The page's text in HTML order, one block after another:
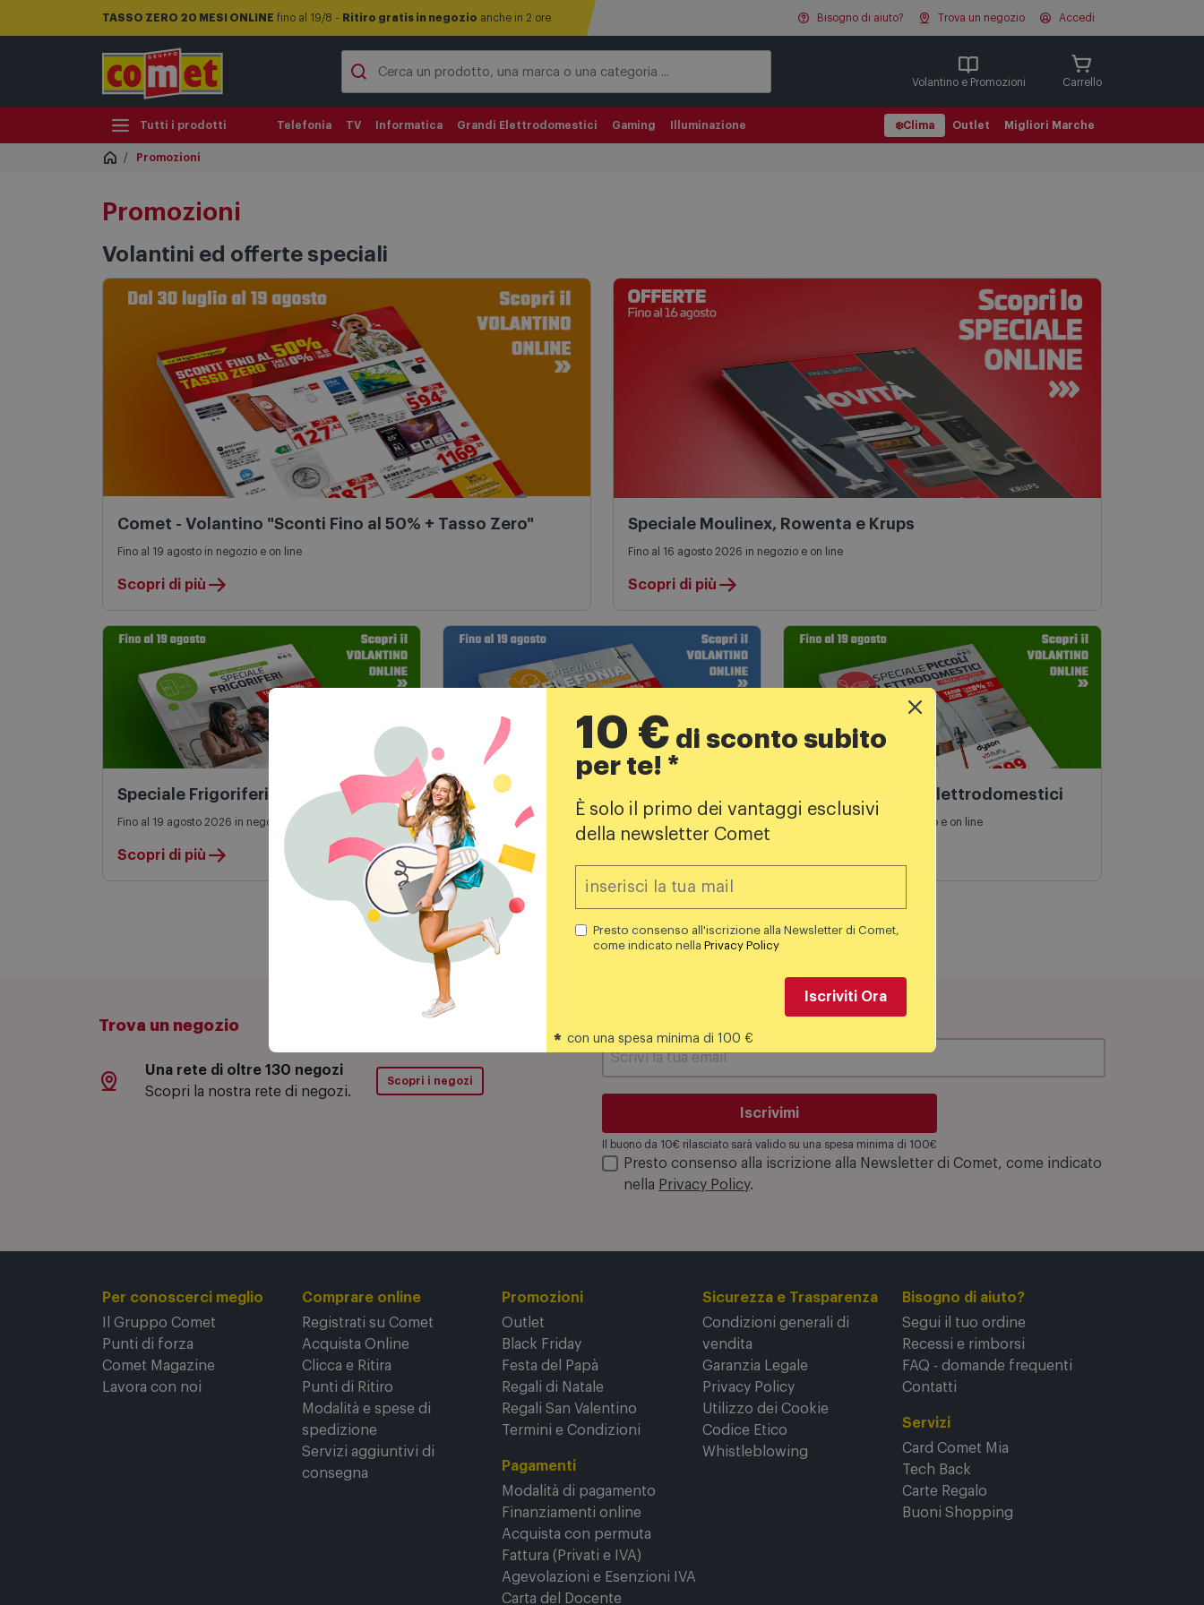
TASSO ZERO 20 MESI ONLINE fino al 19/8 - Ritiro gratis in negozio anche in 2 ore Bisogno di aiuto? Trova un negozio Accedi
Volantino e Promozioni Carrello
Tutti i prodotti Telefonia TV Informatica Grandi Elettrodomestici Gaming Illuminazione ❄️Clima Outlet Migliori Marche
Promozioni
Promozioni
Volantini ed offerte speciali
Comet - Volantino "Sconti Fino al 50% + Tasso Zero"
Fino al 19 agosto in negozio e on line
Scopri di più
Speciale Moulinex, Rowenta e Krups
Fino al 16 agosto 2026 in negozio e on line
Scopri di più
Speciale Frigoriferi
Fino al 19 agosto 2026 in negozio e on line
Scopri di più
Speciale Telefonia
Fino al 19 agosto in negozio e on line
Scopri di più
Speciale Piccoli Elettrodomestici
Fino al 19 agosto in negozio e on line
Mostra altre promozioni
Trova un negozio
Una rete di oltre 130 negozi
Scopri la nostra rete di negozi.
Scopri i negozi
Iscrivimi
Il buono da 10€ rilasciato sarà valido su una spesa minima di 100€
Presto consenso alla iscrizione alla Newsletter di Comet, come indicato
nella Privacy Policy.
Per conoscerci meglio
Il Gruppo Comet
Punti di forza
Comet Magazine
Lavora con noi
Comprare online
Registrati su Comet
Acquista Online
Clicca e Ritira
Punti di Ritiro
Modalità e spese di
spedizione
Servizi aggiuntivi di
consegna
Promozioni
Outlet
Black Friday
Festa del Papà
Regali di Natale
Regali San Valentino
Termini e Condizioni
Pagamenti
Modalità di pagamento
Finanziamenti online
Acquista con permuta
Fattura (Privati e IVA)
Agevolazioni e Esenzioni IVA
Carta del Docente
Sicurezza e Trasparenza
Condizioni generali di
vendita
Garanzia Legale
Privacy Policy
Utilizzo dei Cookie
Codice Etico
Whistleblowing
Bisogno di aiuto?
Segui il tuo ordine
Recessi e rimborsi
FAQ - domande frequenti
Contatti
Servizi
Card Comet Mia
Tech Back
Carte Regalo
Buoni Shopping
10 € di sconto subito
per te! *
È solo il primo dei vantaggi esclusivi
della newsletter Comet
Presto consenso all'iscrizione alla Newsletter di Comet,
come indicato nella Privacy Policy
Iscriviti Ora
* con una spesa minima di 100 €